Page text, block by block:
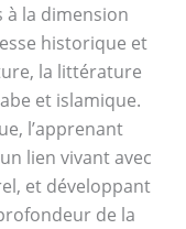
à la dimension
historique et
la littérature
et islamique.
l’apprenant
lien vivant avec
et développant
de la